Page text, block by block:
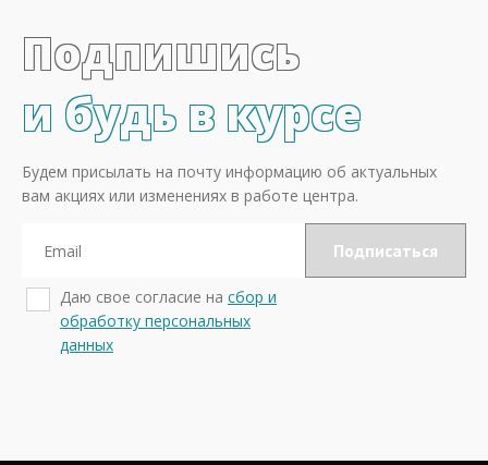
Подпишись
и будь в курсе
Будем присылать на почту информацию об актуальных
вам акциях или изменениях в работе центра.
Даю свое согласие на сбор и
обработку персональных
данных